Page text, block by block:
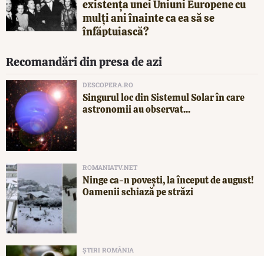
existența unei Uniuni Europene cu
mulți ani înainte ca ea să se
înfăptuiască?
Recomandări din presa de azi
DESCOPERA.RO
Singurul loc din Sistemul Solar în care
astronomii au observat...
ROMANIATV.NET
Ninge ca-n povești, la început de august!
Oamenii schiază pe străzi
ȘTIRI ROMÂNIA